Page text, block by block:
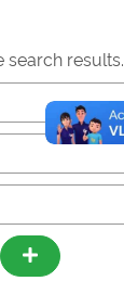
search results.